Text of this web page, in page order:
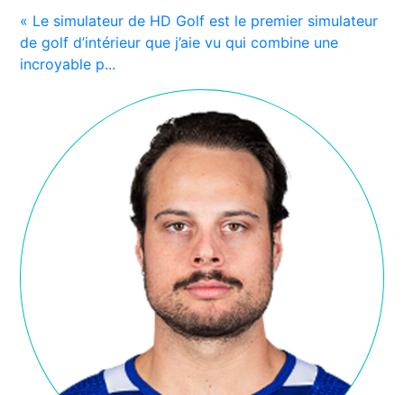
« Le simulateur de HD Golf est le premier simulateur
de golf d’intérieur que j’aie vu qui combine une
incroyable p...